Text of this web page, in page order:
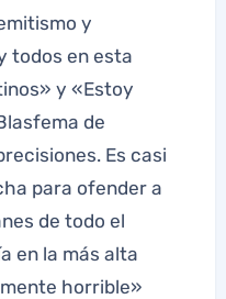
y
todos en esta
y «Estoy
de
Es casi
para ofender a
de todo el
en la más alta
horrible»